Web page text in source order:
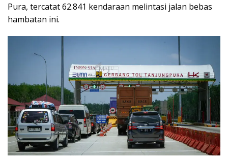
Pura, tercatat 62.841 kendaraan melintasi jalan bebas
hambatan ini.